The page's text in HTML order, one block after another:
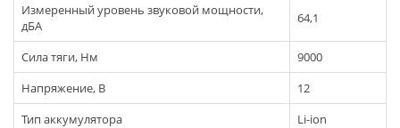
Измеренный уровень звуковой мощности,
дБА
64,1
Сила тяги, Нм
9000
Напряжение, В
12
Тип аккумулятора
Li-ion